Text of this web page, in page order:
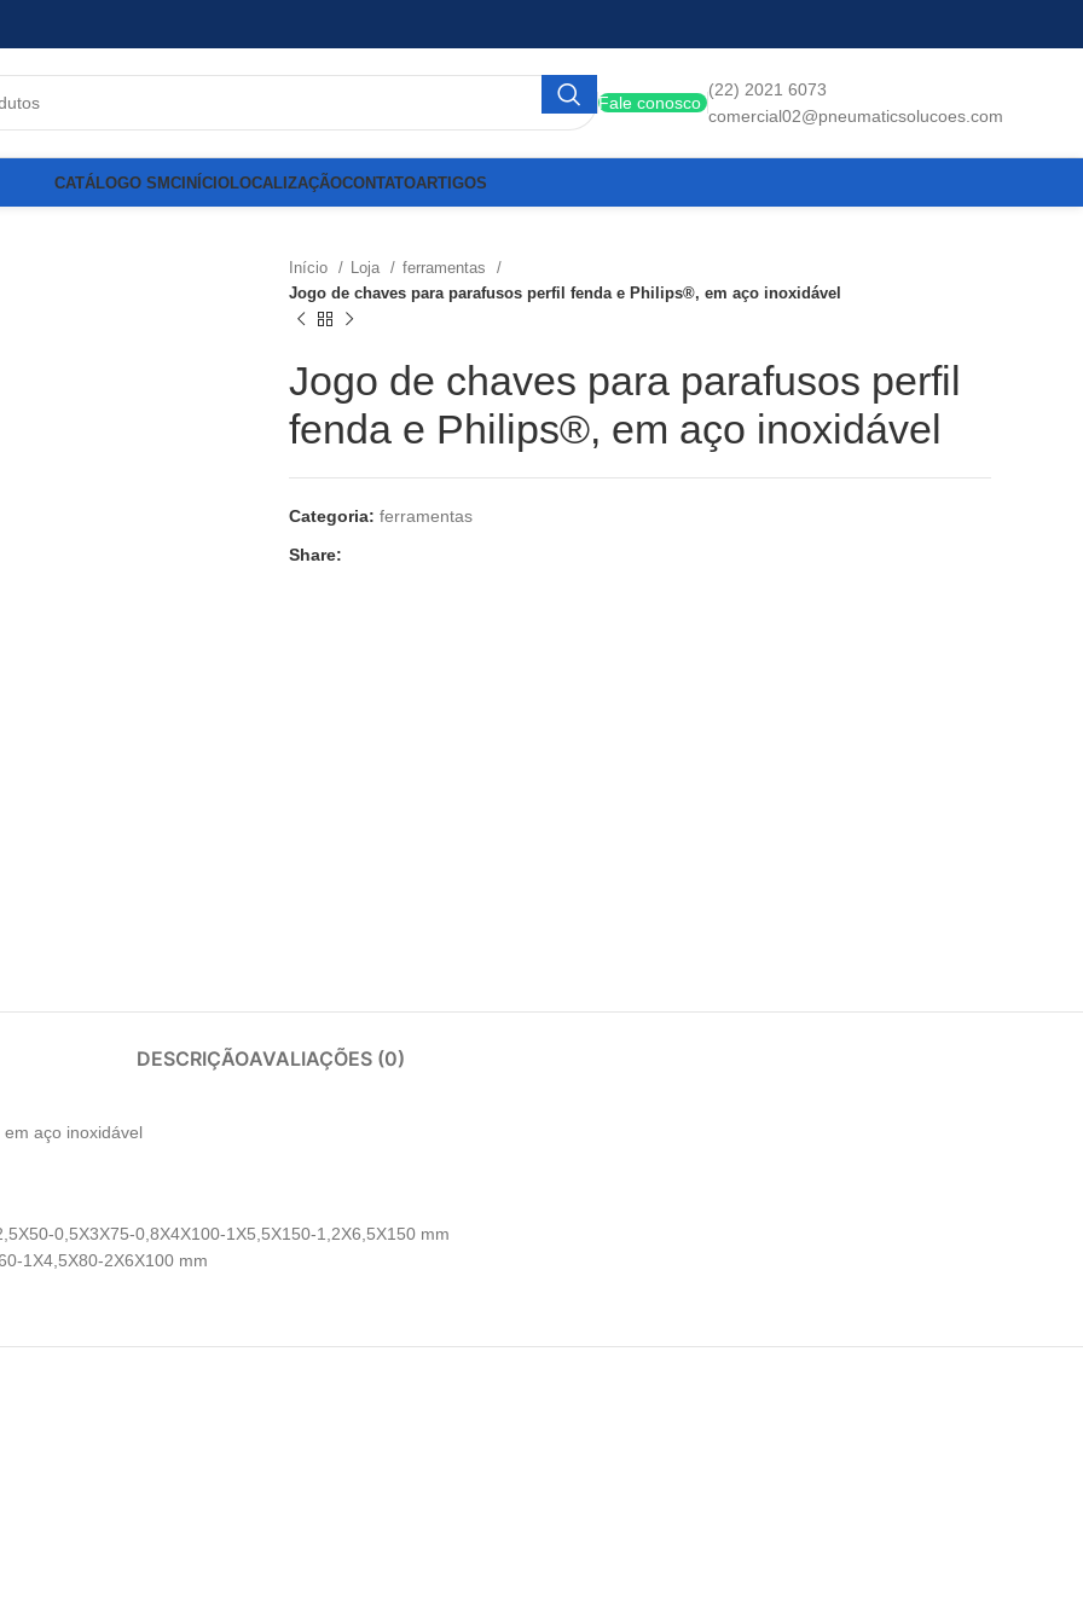
Fale conosco
(22) 2021 6073
comercial02@pneumaticsolucoes.com
CATÁLOGO SMCINÍCIOLOCALIZAÇÃOCONTATOARTIGOS
Início Loja
ferramentas
Jogo de chaves para parafusos perfil fenda e Philips®, em aço inoxidável
Jogo de chaves para parafusos perfil
fenda e Philips®, em aço inoxidável
Categoria: ferramentas
Share:
DESCRIÇÃOAVALIAÇÕES (0)
aço inoxidável
0,5X3X75-0,8X4X100-1X5,5X150-1,2X6,5X150 mm
1X4,5X80-2X6X100 mm